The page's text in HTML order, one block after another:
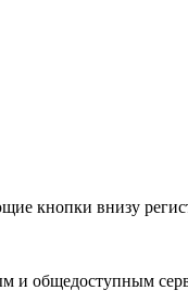
кнопки внизу
и общедоступным